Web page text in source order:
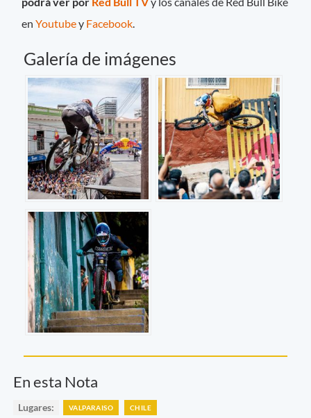
enYoutubey Facebook
Galería de imágenes
En esta Nota
Lugares: VALPARAISO CHILE